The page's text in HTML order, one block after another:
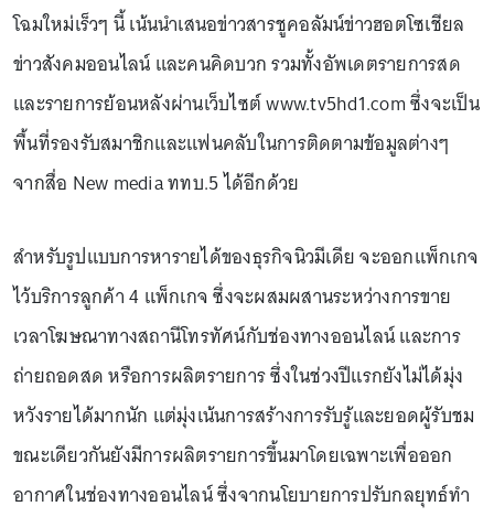
โฉมใหม่เร็วๆ นี้ เน้นนำเสนอข่าวสารชูคอลัมน์ข่าวฮอตโซเชียล
ข่าวสังคมออนไลน์ และคนคิดบวก รวมทั้งอัพเดตรายการสด
และรายการย้อนหลังผ่านเว็บไซต์ www.tv5hd1.com ซึ่งจะเป็น
พื้นที่รองรับสมาชิกและแฟนคลับในการติดตามข้อมูลต่างๆ
จากสื่อ New media ททบ.5 ได้อีกด้วย
สำหรับรูปแบบการหารายได้ของธุรกิจนิวมีเดีย จะออกแพ็กเกจ
ไว้บริการลูกค้า 4 แพ็กเกจ ซึ่งจะผสมผสานระหว่างการขาย
เวลาโฆษณาทางสถานีโทรทัศน์กับช่องทางออนไลน์ และการ
ถ่ายถอดสด หรือการผลิตรายการ ซึ่งในช่วงปีแรกยังไม่ได้มุ่ง
หวังรายได้มากนัก แต่มุ่งเน้นการสร้างการรับรู้และยอดผู้รับชม
ขณะเดียวกันยังมีการผลิตรายการขึ้นมาโดยเฉพาะเพื่อออก
อากาศในช่องทางออนไลน์ ซึ่งจากนโยบายการปรับกลยุทธ์ทำ